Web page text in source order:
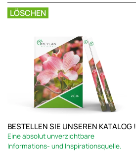
LÖSCHEN
BESTELLEN SIE UNSEREN KATALOG !
Eine absolut unverzichtbare
Informations- und Inspirationsquelle.